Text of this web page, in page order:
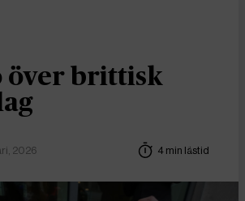
över brittisk
2026 4 min lästid